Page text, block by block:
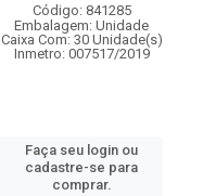
Código: 841285
Embalagem: Unidade
Caixa Com: 30 Unidade(s)
Inmetro: 007517/2019
Faça seu login ou
cadastre-se para
comprar.